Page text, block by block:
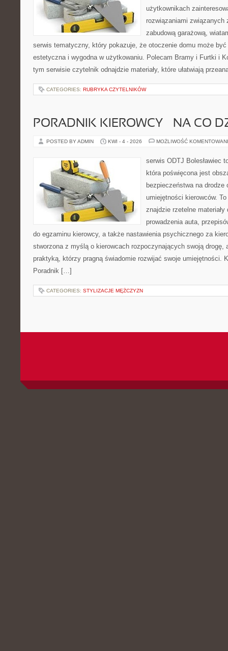
użytkownikach
rozwiązaniami związanych
zabudową garażową,
serwis tematyczny, który pokazuje, że otoczenie domu może
estetyczna i wygodna w użytkowaniu. Polecam Bramy i Furtki i
tym serwisie czytelnik odnajdzie materiały, które ułatwiają
CATEGORIES: RUBRYKA CZYTELNIKÓW
PORADNIK KIEROWCY – NA CO
POSTED BY ADMIN KWI - 4 - 2026 MOŻLIWOŚĆ
serwis ODTJ Bolesławiec
która poświęcona jest
bezpieczeństwa na drodze
umiejętności kierowców.
znajdzie rzetelne
prowadzenia auta,
do egzaminu kierowcy, a także nastawienia psychicznego za
stworzona z myślą o kierowcach rozpoczynających swoją drogę,
praktyką, którzy pragną świadomie rozwijać swoje umiejętności.
Poradnik […]
CATEGORIES: STYLIZACJE MĘŻCZYZN